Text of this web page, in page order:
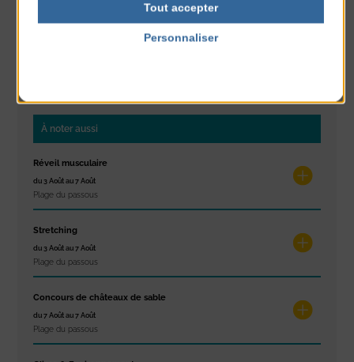
À noter aussi
Réveil musculaire
du 3 Août au 7 Août
Plage du passous
Stretching
du 3 Août au 7 Août
Plage du passous
Concours de châteaux de sable
du 7 Août au 7 Août
Plage du passous
Tout accepter
Personnaliser